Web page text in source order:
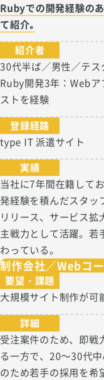
Rubyでの開発経験の
て紹介｡
紹介者
30代半ば／男性／テ
Ruby開発3年：Web
ストを経験
登録経路
type IT 派遣サイト
実績
当社に7年間在籍して
発経験を積んだスタッ
リリース、サービス
主戦力として活躍。若
わっている。
制作会社／Webコ
要望・課題
大規模サイト制作が可
詳細
受注案件のため、即戦
る一方で、20～30代
のため若手の採用を希